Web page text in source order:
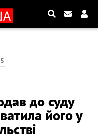
до суду
його у